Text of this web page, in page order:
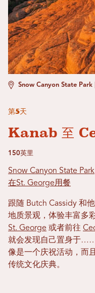
Snow Canyon State Park
第5天
Kanab 至
150英里
Snow Canyon State Park
在St. George用餐
跟随 Butch Cassidy 和
地质景观，体验丰富多
St. George 或者前往
就会发现自己置身于
像是一个庆祝活动，而
传统文化庆典。